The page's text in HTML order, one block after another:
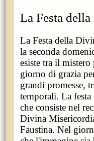
La Festa
La Festa della
la seconda
esiste tra il mistero
giorno di grazia
grandi promesse,
temporali. La
che consiste nel
Divina
Faustina. Nel